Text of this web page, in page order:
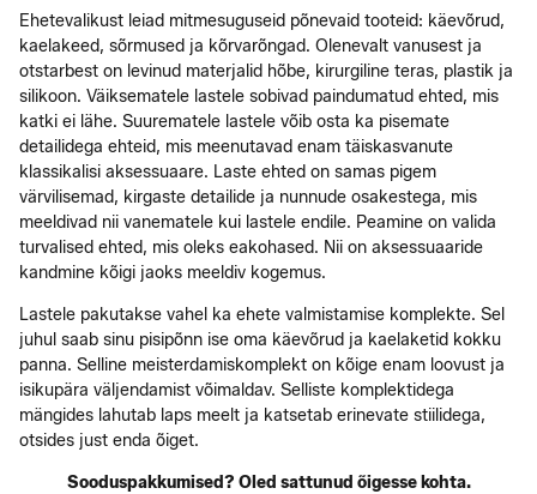
Ehetevalikust leiad mitmesuguseid põnevaid tooteid: käevõrud,
kaelakeed, sõrmused ja kõrvarõngad. Olenevalt vanusest ja
otstarbest on levinud materjalid hõbe, kirurgiline teras, plastik ja
silikoon. Väiksematele lastele sobivad paindumatud ehted, mis
katki ei lähe. Suurematele lastele võib osta ka pisemate
detailidega ehteid, mis meenutavad enam täiskasvanute
klassikalisi aksessuaare. Laste ehted on samas pigem
värvilisemad, kirgaste detailide ja nunnude osakestega, mis
meeldivad nii vanematele kui lastele endile. Peamine on valida
turvalised ehted, mis oleks eakohased. Nii on aksessuaaride
kandmine kõigi jaoks meeldiv kogemus.
Lastele pakutakse vahel ka ehete valmistamise komplekte. Sel
juhul saab sinu pisipõnn ise oma käevõrud ja kaelaketid kokku
panna. Selline meisterdamiskomplekt on kõige enam loovust ja
isikupära väljendamist võimaldav. Selliste komplektidega
mängides lahutab laps meelt ja katsetab erinevate stiilidega,
otsides just enda õiget.
Sooduspakkumised? Oled sattunud õigesse kohta.